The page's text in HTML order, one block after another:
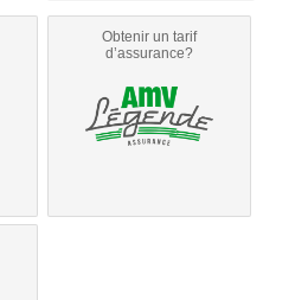
Obtenir un tarif
d’assurance?